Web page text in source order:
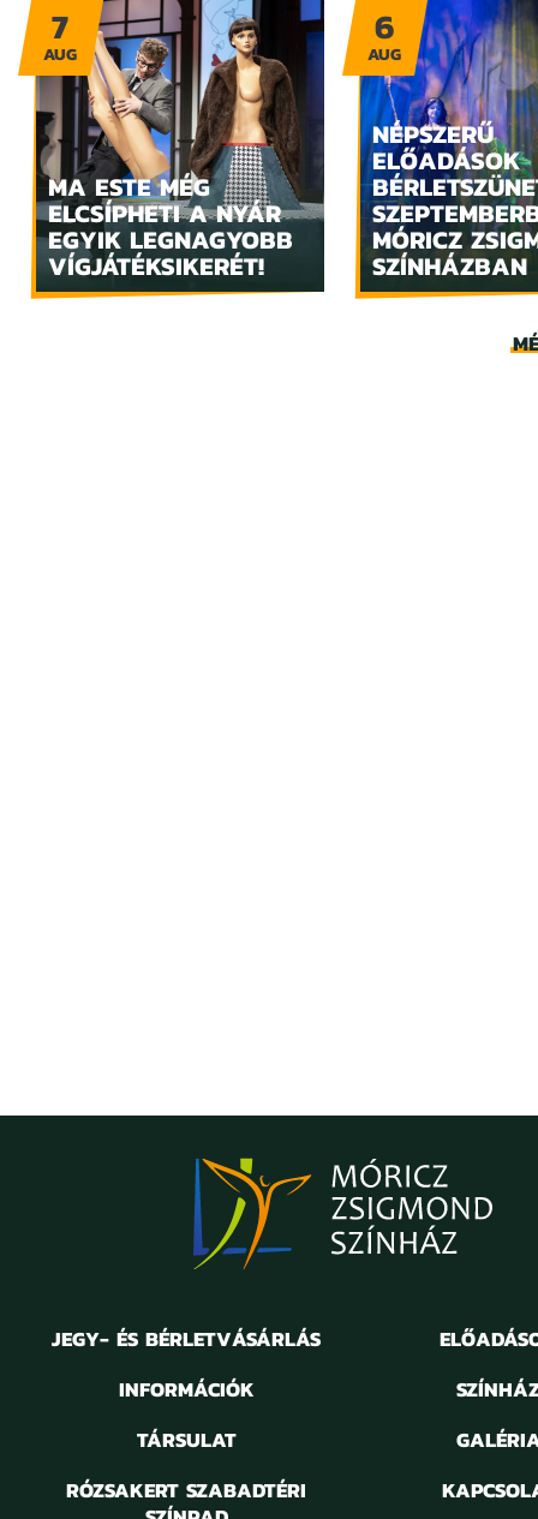
MA ESTE MÉG
ELCSÍPHETI A NYÁR
EGYIK LEGNAGYOBB
VÍGJÁTÉKSIKERÉT!
7
AUG
NÉPSZERŰ
ELŐADÁSOK
MÓRICZ
SZÍNHÁZBAN
6
AUG
JEGY- ÉS BÉRLETVÁSÁRLÁS
INFORMÁCIÓK
TÁRSULAT
RÓZSAKERT SZABADTÉRI